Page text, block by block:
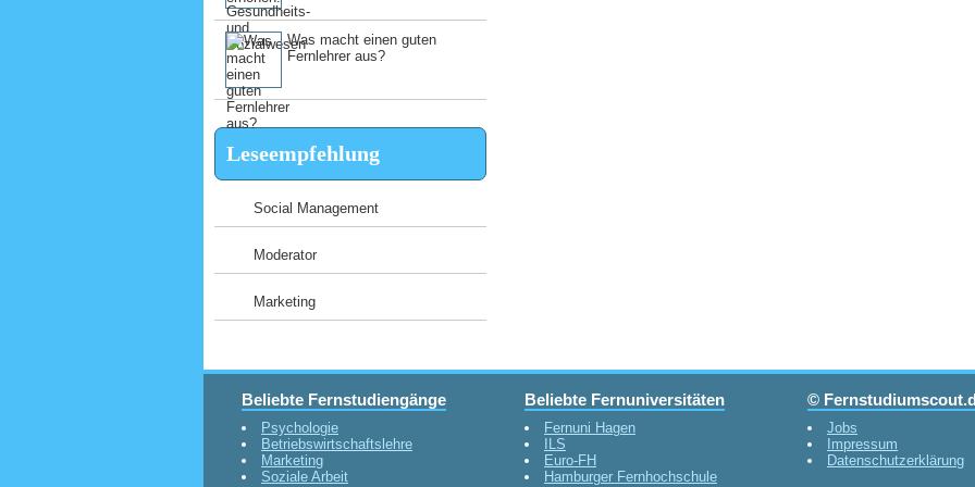
Was macht einen guten
Fernlehrer aus?
Leseempfehlung
Social Management
Moderator
Marketing
Beliebte Fernstudiengänge
Psychologie
Betriebswirtschaftslehre
Marketing
Soziale Arbeit
Beliebte Fernuniversitäten
Fernuni Hagen
ILS
Euro-FH
Hamburger Fernhochschule
©
Jobs
Impressum
Datenschutzerklärung